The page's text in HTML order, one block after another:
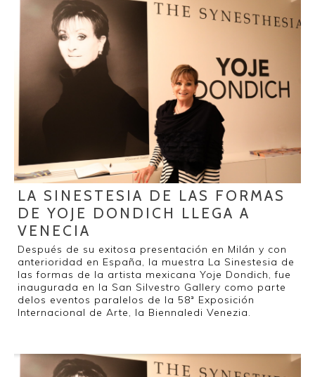
LA SINESTESIA DE LAS FORMAS
DE YOJE DONDICH LLEGA A
VENECIA
Después de su exitosa presentación en Milán y con
anterioridad en España, la muestra La Sinestesia de
las formas de la artista mexicana Yoje Dondich, fue
inaugurada en la San Silvestro Gallery como parte
delos eventos paralelos de la 58ª Exposición
Internacional de Arte, la Biennaledi Venezia.